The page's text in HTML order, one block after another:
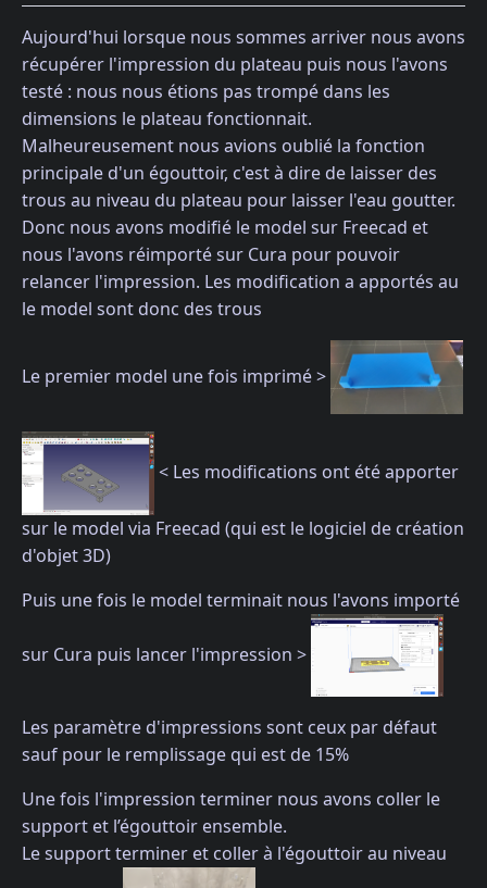
Aujourd'hui lorsque nous sommes arriver nous avons
récupérer l'impression du plateau puis nous l'avons
testé : nous nous étions pas trompé dans les
dimensions le plateau fonctionnait.
Malheureusement nous avions oublié la fonction
principale d'un égouttoir, c'est à dire de laisser des
trous au niveau du plateau pour laisser l'eau goutter.
Donc nous avons modifié le model sur Freecad et
nous l'avons réimporté sur Cura pour pouvoir
relancer l'impression. Les modification a apportés au
le model sont donc des trous
Le premier model une fois imprimé >
< Les modifications ont été apporter
sur le model via Freecad (qui est le logiciel de création
d'objet 3D)
Puis une fois le model terminait nous l'avons importé
sur Cura puis lancer l'impression >
Les paramètre d'impressions sont ceux par défaut
sauf pour le remplissage qui est de 15%
Une fois l'impression terminer nous avons coller le
support et l’égouttoir ensemble.
Le support terminer et coller à l'égouttoir au niveau